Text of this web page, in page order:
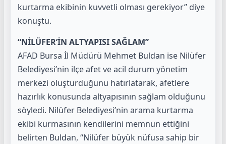
kurtarma ekibinin kuvvetli olması gerekiyor” diye
konuştu.
“NİLÜFER’İN ALTYAPISI SAĞLAM”
AFAD Bursa İl Müdürü Mehmet Buldan ise Nilüfer
Belediyesi’nin ilçe afet ve acil durum yönetim
merkezi oluşturduğunu hatırlatarak, afetlere
hazırlık konusunda altyapısının sağlam olduğunu
söyledi. Nilüfer Belediyesi’nin arama kurtarma
ekibi kurmasının kendilerini memnun ettiğini
belirten Buldan, “Nilüfer büyük nüfusa sahip bir